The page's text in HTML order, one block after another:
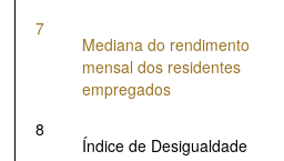
7
Mediana do rendimento
mensal dos residentes
empregados
8
Índice de Desigualdade